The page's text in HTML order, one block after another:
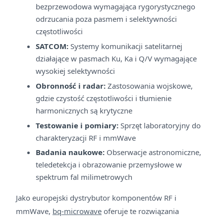
bezprzewodowa wymagająca rygorystycznego
odrzucania poza pasmem i selektywności
częstotliwości
SATCOM: Systemy komunikacji satelitarnej
działające w pasmach Ku, Ka i Q/V wymagające
wysokiej selektywności
Obronność i radar: Zastosowania wojskowe,
gdzie czystość częstotliwości i tłumienie
harmonicznych są krytyczne
Testowanie i pomiary: Sprzęt laboratoryjny do
charakteryzacji RF i mmWave
Badania naukowe: Obserwacje astronomiczne,
teledetekcja i obrazowanie przemysłowe w
spektrum fal milimetrowych
Jako europejski dystrybutor komponentów RF i
mmWave, bq-microwave oferuje te rozwiązania